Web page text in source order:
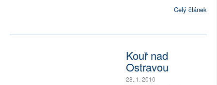
Celý článek
Kouř nad
Ostravou
28. 1. 2010